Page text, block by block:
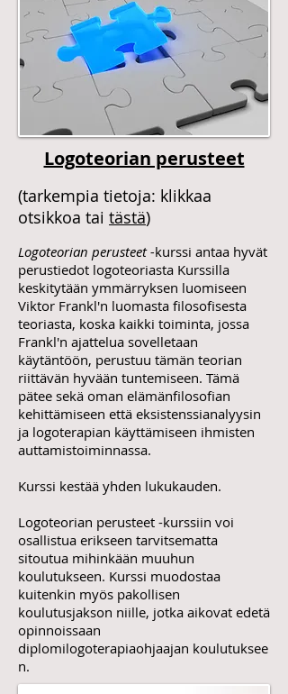
Logoteorian perusteet
(tarkempia tietoja: klikkaa
otsikkoa tai tästä)
Logoteorian perusteet -kurssi antaa hyvät
perustiedot logoteoriasta Kurssilla
keskitytään ymmärryksen luomiseen
Viktor Frankl'n luomasta filosofisesta
teoriasta, koska kaikki toiminta, jossa
Frankl'n ajattelua sovelletaan
käytäntöön, perustuu tämän teorian
riittävän hyvään tuntemiseen. Tämä
pätee sekä oman elämänfilosofian
kehittämiseen että eksistenssianalyysin
ja logoterapian käyttämiseen ihmisten
auttamistoiminnassa.
Kurssi kestää yhden lukukauden.
Logoteorian perusteet -kurssiin voi
osallistua erikseen tarvitsematta
sitoutua mihinkään muuhun
koulutukseen. Kurssi muodostaa
kuitenkin myös pakollisen
koulutusjakson niille, jotka aikovat edetä
opinnoissaan
diplomilogoterapiaohjaajan koulutuksee
n.